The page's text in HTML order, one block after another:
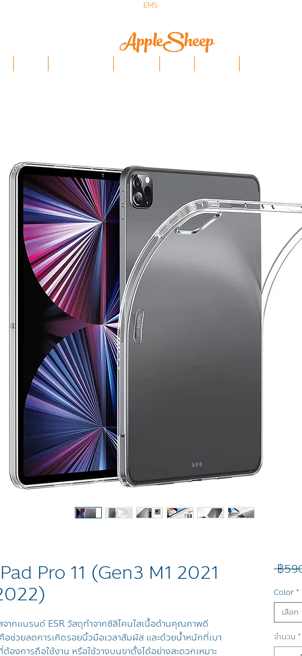
EMS
Pro 11 (Gen3 M1 2021
ากแบรนด์ ESR วัสดุทำจากซิลิโคนใสเนื้อด้านคุณภาพดี
ช่วยลดการเกิดรอยนิ้วมือเวลาสัมผัส และด้วยน้ำหนักที่เบา
องการถือใช้งาน หรือใช้วางบนขาตั้งได้อย่างสะดวกเหมาะ
฿
Color *
เลือก
จำนวน *